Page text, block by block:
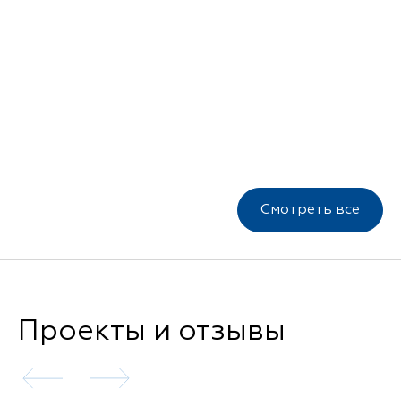
Смотреть все
Проекты и отзывы